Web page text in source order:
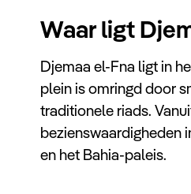
Waar ligt
Djemaa el-Fna ligt in
plein is omringd door
traditionele riads.
bezienswaardigheden
en het Bahia-paleis.